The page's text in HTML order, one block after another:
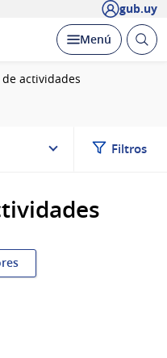
gub.uy
Desplegar
Menú Abrir
actividades
Filtros